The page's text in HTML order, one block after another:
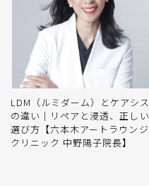
LDM（ルミダーム）とケアシス
の違い｜リペアと浸透、正しい
選び方【六本木アートラウンジ
クリニック 中野陽子院長】